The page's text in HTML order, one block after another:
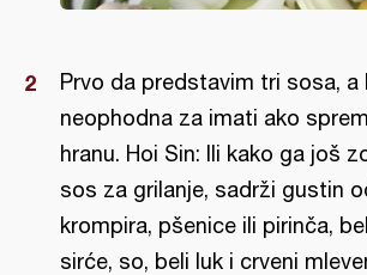
Prvo da predstavim tri sosa, a
neophodna za imati ako
hranu. Hoi Sin: Ili kako ga još
sos za grilanje, sadrži gustin
krompira, pšenice ili pirinča,
sirće, so, beli luk i crveni